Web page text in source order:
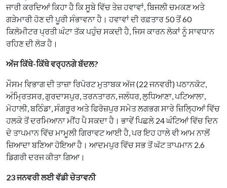
ਜਾਰੀ ਕਰਦਿਆਂ ਕਿਹਾ ਹੈ ਕਿ ਸੂਬੇ ਵਿੱਚ ਤੇਜ਼ ਹਵਾਵਾਂ, ਬਿਜਲੀ ਚਮਕਣ ਅਤੇ
ਗੜੇਮਾਰੀ ਹੋਣ ਦੀ ਪੂਰੀ ਸੰਭਾਵਨਾ ਹੈ। ਹਵਾਵਾਂ ਦੀ ਰਫ਼ਤਾਰ 50 ਤੋਂ 60
ਕਿਲੋਮੀਟਰ ਪ੍ਰਤੀ ਘੰਟਾ ਤੱਕ ਪਹੁੰਚ ਸਕਦੀ ਹੈ, ਜਿਸ ਕਾਰਨ ਲੋਕਾਂ ਨੂੰ ਸਾਵਧਾਨ
ਰਹਿਣ ਦੀ ਲੋੜ ਹੈ।
ਅੱਜ ਕਿੱਥੇ-ਕਿੱਥੇ ਵਰ੍ਹਨਗੇ ਬੱਦਲ?
ਮੌਸਮ ਵਿਭਾਗ ਦੀ ਤਾਜ਼ਾ ਰਿਪੋਰਟ ਮੁਤਾਬਕ ਅੱਜ (22 ਜਨਵਰੀ) ਪਠਾਨਕੋਟ,
ਅੰਮ੍ਰਿਤਸਰ, ਗੁਰਦਾਸਪੁਰ, ਤਰਨਤਾਰਨ, ਜਲੰਧਰ, ਲੁਧਿਆਣਾ, ਪਟਿਆਲਾ,
ਮੋਹਾਲੀ, ਬਠਿੰਡਾ, ਸੰਗਰੂਰ ਅਤੇ ਫਿਰੋਜ਼ਪੁਰ ਸਮੇਤ ਲਗਭਗ ਸਾਰੇ ਜ਼ਿਲ੍ਹਿਆਂ ਵਿੱਚ
ਹਲਕੇ ਤੋਂ ਦਰਮਿਆਨਾ ਮੀਂਹ ਪੈ ਸਕਦਾ ਹੈ। ਭਾਵੇਂ ਪਿਛਲੇ 24 ਘੰਟਿਆਂ ਵਿੱਚ ਦਿਨ
ਦੇ ਤਾਪਮਾਨ ਵਿੱਚ ਮਾਮੂਲੀ ਗਿਰਾਵਟ ਆਈ ਹੈ, ਪਰ ਇਹ ਹਾਲੇ ਵੀ ਆਮ ਨਾਲੋਂ
ਜ਼ਿਆਦਾ ਬਣਿਆ ਹੋਇਆ ਹੈ। ਆਦਮਪੁਰ ਵਿੱਚ ਸਭ ਤੋਂ ਘੱਟ ਤਾਪਮਾਨ 2.6
ਡਿਗਰੀ ਦਰਜ ਕੀਤਾ ਗਿਆ।
23 ਜਨਵਰੀ ਲਈ ਵੱਡੀ ਚੇਤਾਵਨੀ